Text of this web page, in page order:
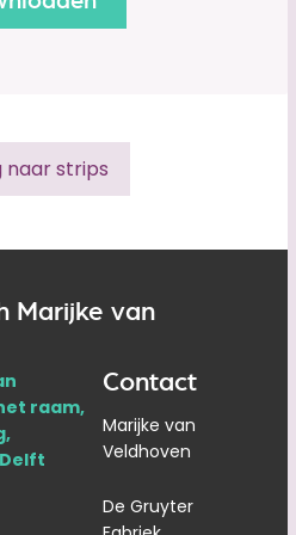
naar strips
Marijke van
Contact
Marijke van
Veldhoven
De Gruyter